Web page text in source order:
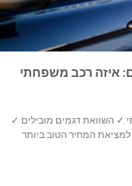
איזה רכב משפחתי
✓ השוואת דגמים מובילים ✓
למציאת המחיר הטוב ביותר